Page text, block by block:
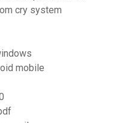
cry system
mobile